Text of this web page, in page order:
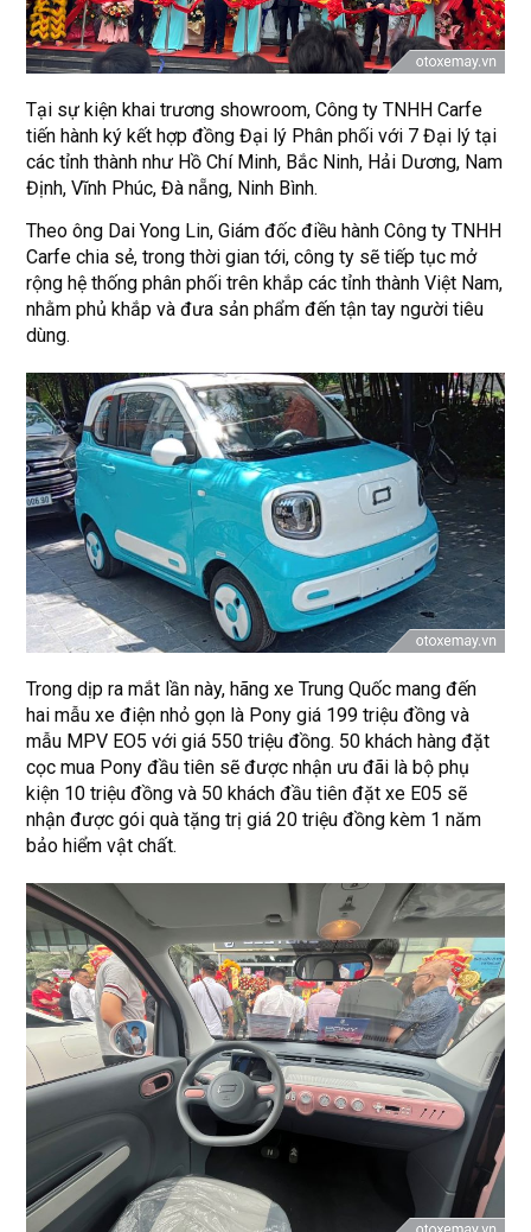
Tại sự kiện khai trương showroom, Công ty TNHH Carfe
tiến hành ký kết hợp đồng Đại lý Phân phối với 7 Đại lý tại
các tỉnh thành như Hồ Chí Minh, Bắc Ninh, Hải Dương, Nam
Định, Vĩnh Phúc, Đà nẵng, Ninh Bình.
Theo ông Dai Yong Lin, Giám đốc điều hành Công ty TNHH
Carfe chia sẻ, trong thời gian tới, công ty sẽ tiếp tục mở
rộng hệ thống phân phối trên khắp các tỉnh thành Việt Nam,
nhằm phủ khắp và đưa sản phẩm đến tận tay người tiêu
dùng.
Trong dịp ra mắt lần này, hãng xe Trung Quốc mang đến
hai mẫu xe điện nhỏ gọn là Pony giá 199 triệu đồng và
mẫu MPV EO5 với giá 550 triệu đồng. 50 khách hàng đặt
cọc mua Pony đầu tiên sẽ được nhận ưu đãi là bộ phụ
kiện 10 triệu đồng và 50 khách đầu tiên đặt xe E05 sẽ
nhận được gói quà tặng trị giá 20 triệu đồng kèm 1 năm
bảo hiểm vật chất.